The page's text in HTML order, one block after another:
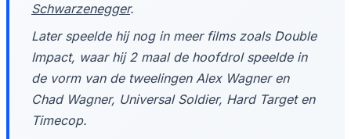
Schwarzenegger.
Later speelde hij nog in meer films zoals Double
Impact, waar hij 2 maal de hoofdrol speelde in
de vorm van de tweelingen Alex Wagner en
Chad Wagner, Universal Soldier, Hard Target en
Timecop.